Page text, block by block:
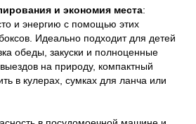
и экономия места:
и энергию с помощью этих
Идеально подходит для детей
обеды, закуски и полноценные
на природу, компактный
в кулерах, сумках для ланча или